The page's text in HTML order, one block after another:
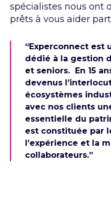
spécialistes nous ont
prêts à vous aider
“Experconnect est
dédié à la gestion
et seniors. En 15
devenus
écosystèmes
avec nos clients
essentielle du
est constituée par
l’expérience et la
collaborateurs.”